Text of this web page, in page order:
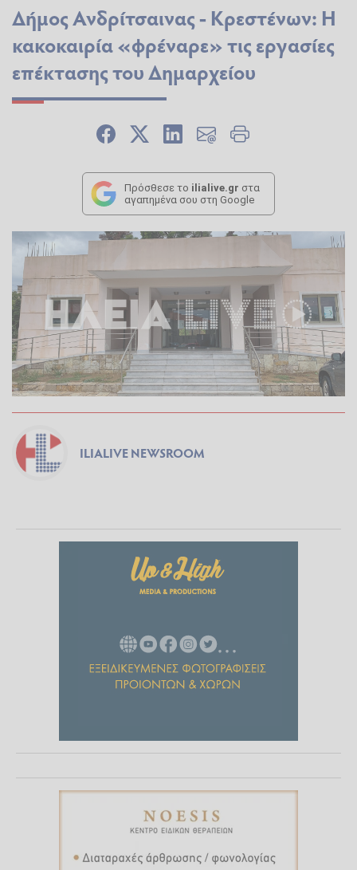
Δήμος Ανδρίτσαινας - Κρεστένων: Η
κακοκαιρία «φρέναρε» τις εργασίες
επέκτασης του Δημαρχείου
Πρόσθεσε το ilialive.gr στα
αγαπημένα σου στη Google
ILIALIVE NEWSROOM